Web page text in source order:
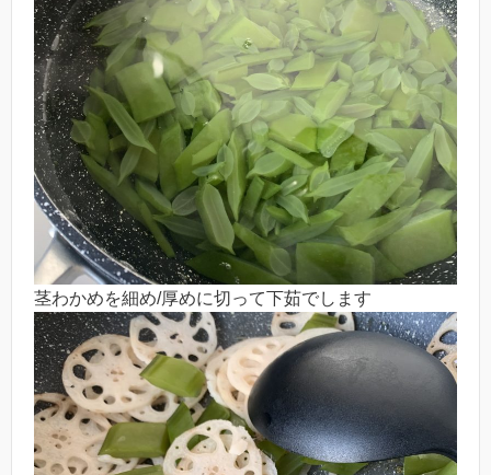
茎わかめを細め/厚めに切って下茹でします